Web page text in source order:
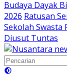
Budaya Dayak
2026 Ratusan
Sekolah Swasta
Diusut Tuntas